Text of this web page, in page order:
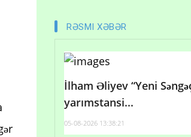
RƏSMI XƏBƏR
İlham Əliyev “Yeni
yarımstansi...
05-08-2026 13:38:21